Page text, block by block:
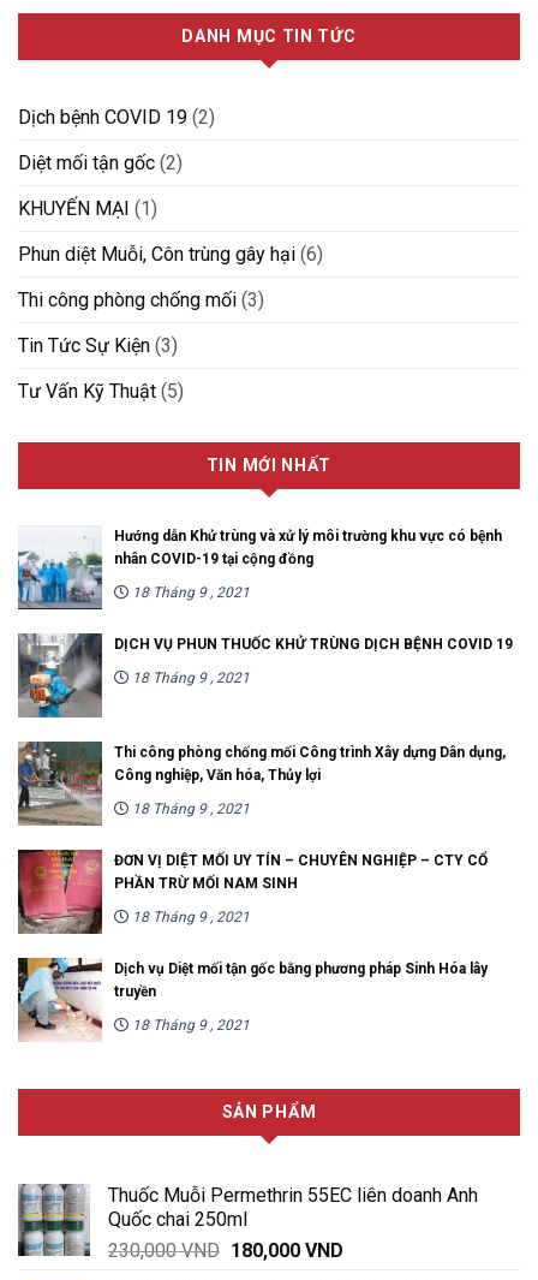
DANH MỤC TIN TỨC
Dịch bệnh COVID 19 (2)
Diệt mối tận gốc (2)
KHUYẾN MẠI (1)
Phun diệt Muỗi, Côn trùng gây hại (6)
Thi công phòng chống mối (3)
Tin Tức Sự Kiện (3)
Tư Vấn Kỹ Thuật (5)
TIN MỚI NHẤT
Hướng dẫn Khử trùng và xử lý môi trường khu vực có bệnh
nhân COVID-19 tại cộng đồng
18 Tháng 9 , 2021
DỊCH VỤ PHUN THUỐC KHỬ TRÙNG DỊCH BỆNH COVID 19
18 Tháng 9 , 2021
Thi công phòng chống mối Công trình Xây dựng Dân dụng,
Công nghiệp, Văn hóa, Thủy lợi
18 Tháng 9 , 2021
ĐƠN VỊ DIỆT MỐI UY TÍN – CHUYÊN NGHIỆP – CTY CỔ
PHẦN TRỪ MỐI NAM SINH
18 Tháng 9 , 2021
Dịch vụ Diệt mối tận gốc bằng phương pháp Sinh Hóa lây
truyền
18 Tháng 9 , 2021
SẢN PHẨM
Thuốc Muỗi Permethrin 55EC liên doanh Anh
Quốc chai 250ml
230,000VND Giá
180,000 VNDGiá